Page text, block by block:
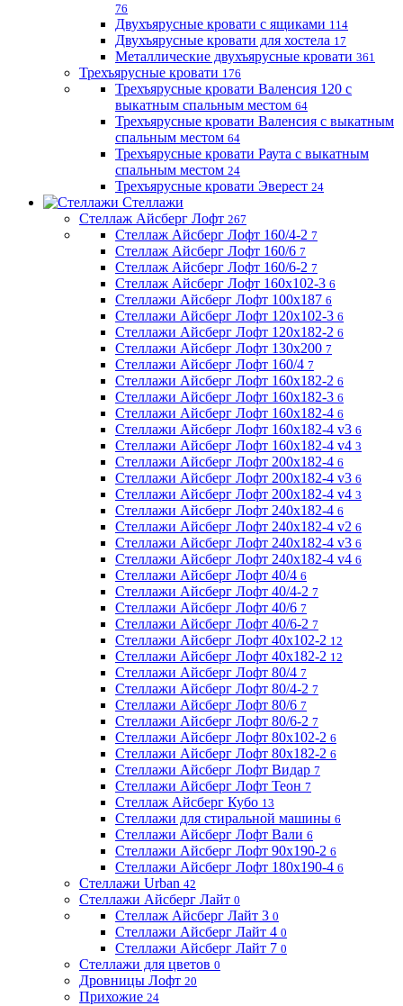
76
Двухъярусные кровати с ящиками 114
Двухъярусные кровати для хостела 17
Металлические двухъярусные кровати 361
Трехъярусные кровати 176
Трехъярусные кровати Валенсия 120 с
выкатным спальным местом 64
Трехъярусные кровати Валенсия с выкатным
спальным местом 64
Трехъярусные кровати Раута с выкатным
спальным местом 24
Трехъярусные кровати Эверест 24
Стеллажи
Стеллаж Айсберг Лофт 267
Стеллаж Айсберг Лофт 160/4-2 7
Стеллаж Айсберг Лофт 160/6 7
Стеллаж Айсберг Лофт 160/6-2 7
Стеллаж Айсберг Лофт 160х102-3 6
Стеллажи Айсберг Лофт 100х187 6
Стеллажи Айсберг Лофт 120х102-3 6
Стеллажи Айсберг Лофт 120х182-2 6
Стеллажи Айсберг Лофт 130х200 7
Стеллажи Айсберг Лофт 160/4 7
Стеллажи Айсберг Лофт 160х182-2 6
Стеллажи Айсберг Лофт 160х182-3 6
Стеллажи Айсберг Лофт 160х182-4 6
Стеллажи Айсберг Лофт 160х182-4 v3 6
Стеллажи Айсберг Лофт 160х182-4 v4 3
Стеллажи Айсберг Лофт 200х182-4 6
Стеллажи Айсберг Лофт 200х182-4 v3 6
Стеллажи Айсберг Лофт 200х182-4 v4 3
Стеллажи Айсберг Лофт 240х182-4 6
Стеллажи Айсберг Лофт 240х182-4 v2 6
Стеллажи Айсберг Лофт 240х182-4 v3 6
Стеллажи Айсберг Лофт 240х182-4 v4 6
Стеллажи Айсберг Лофт 40/4 6
Стеллажи Айсберг Лофт 40/4-2 7
Стеллажи Айсберг Лофт 40/6 7
Стеллажи Айсберг Лофт 40/6-2 7
Стеллажи Айсберг Лофт 40х102-2 12
Стеллажи Айсберг Лофт 40х182-2 12
Стеллажи Айсберг Лофт 80/4 7
Стеллажи Айсберг Лофт 80/4-2 7
Стеллажи Айсберг Лофт 80/6 7
Стеллажи Айсберг Лофт 80/6-2 7
Стеллажи Айсберг Лофт 80х102-2 6
Стеллажи Айсберг Лофт 80х182-2 6
Стеллажи Айсберг Лофт Видар 7
Стеллажи Айсберг Лофт Теон 7
Стеллаж Айсберг Кубо 13
Стеллажи для стиральной машины 6
Стеллажи Айсберг Лофт Вали 6
Стеллажи Айсберг Лофт 90х190-2 6
Стеллажи Айсберг Лофт 180х190-4 6
Стеллажи Urban 42
Стеллажи Айсберг Лайт 0
Стеллаж Айсберг Лайт 3 0
Стеллажи Айсберг Лайт 4 0
Стеллажи Айсберг Лайт 7 0
Стеллажи для цветов 0
Дровницы Лофт 20
Прихожие 24